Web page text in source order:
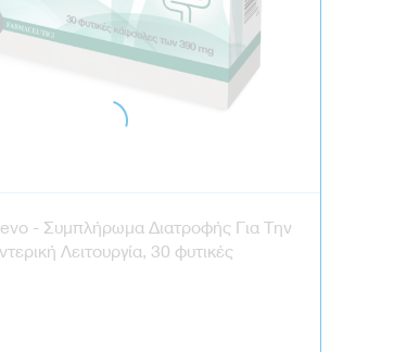
- Συμπλήρωμα Διατροφής Για Την
Λειτουργία, 30 φυτικές